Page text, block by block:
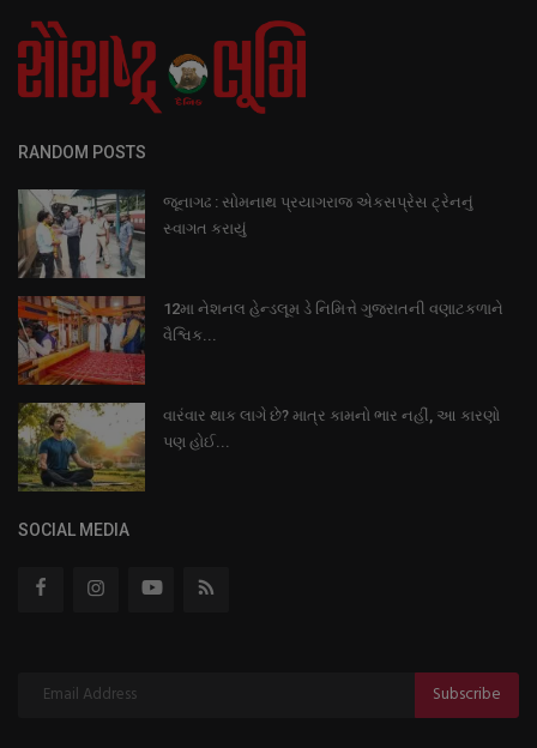
RANDOM POSTS
જૂનાગઢ : સોમનાથ પ્રયાગરાજ એકસપ્રેસ ટ્રેનનું
સ્વાગત કરાયું
12મા નેશનલ હેન્ડલૂમ ડે નિમિત્તે ગુજરાતની વણાટકળાને
વૈશ્વિક...
વારંવાર થાક લાગે છે? માત્ર કામનો ભાર નહીં, આ કારણો
પણ હોઈ...
SOCIAL MEDIA
Subscribe